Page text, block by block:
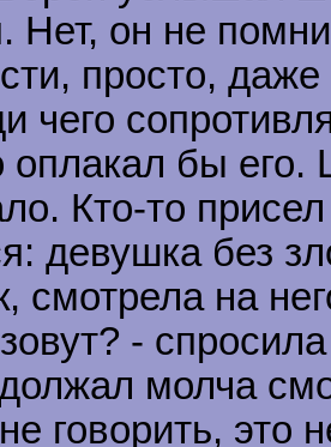
Нет, он не
просто,
чего
оплакал бы
Кто-то
девушка без
смотрела на
-
молча
говорить, это